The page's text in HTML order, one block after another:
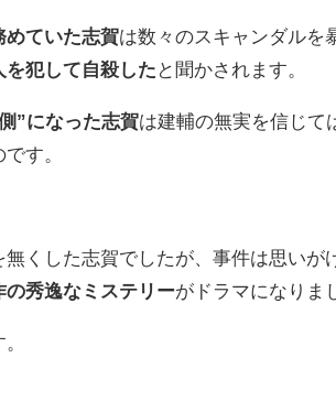
めていた志賀は数々のスキャンダルを
を犯して自殺した と聞かされます。
”になった志賀は建輔の無実を信じて
す。
くした志賀でしたが、事件は思いが
の秀逸なミステリーがドラマになりま